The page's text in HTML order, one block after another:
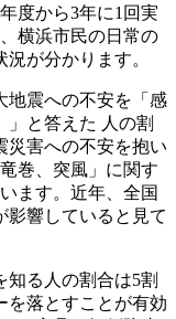
度から3年に1回実
横浜市民の日常の
が分かります。
地震への不安を「感
」と答えた 人の割
災害への不安を抱い
巻、突風」に関す
ます。近年、全国
影響していると見て
知る人の割合は5割
を落とすことが有効